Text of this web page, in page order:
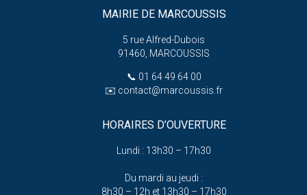
MAIRIE DE MARCOUSSIS
5 rue Alfred-Dubois
91460, MARCOUSSIS
📞 01 64 49 64 00
✉️ contact@marcoussis.fr
HORAIRES D’OUVERTURE
Lundi : 13h30 – 17h30
Du mardi au jeudi :
8h30 – 12h et 13h30 – 17h30